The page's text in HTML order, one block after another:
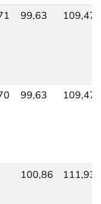
99,63 109,47
99,63 109,47
100,86 111,93